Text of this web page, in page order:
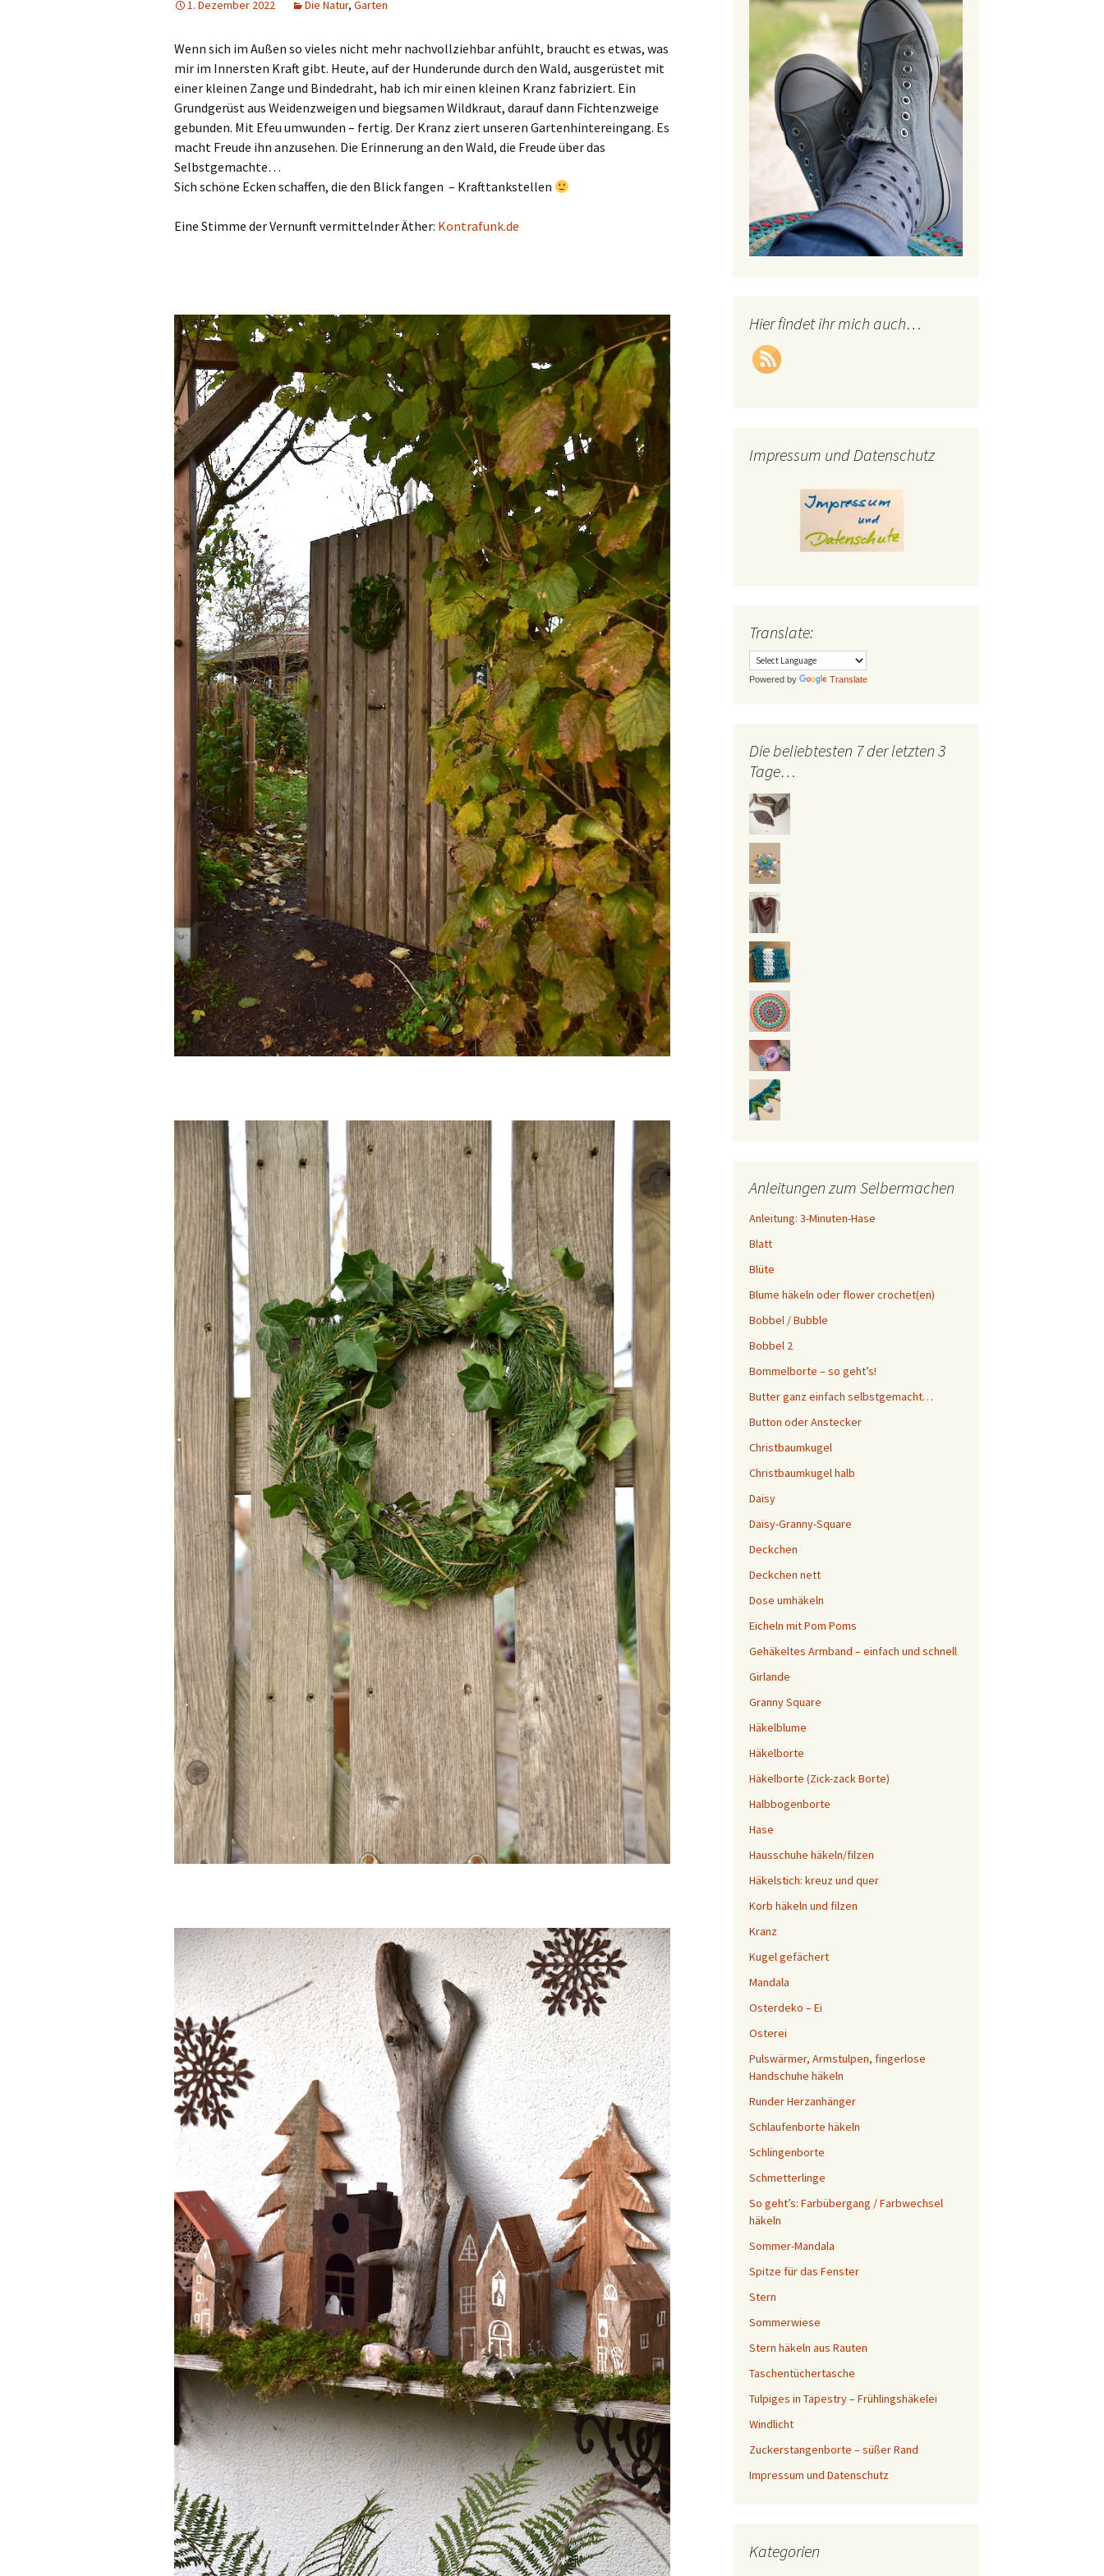
1. Dezember 2022 Die Natur, Garten
Wenn sich im Außen so vieles nicht mehr nachvollziehbar anfühlt, braucht es etwas, was
mir im Innersten Kraft gibt. Heute, auf der Hunderunde durch den Wald, ausgerüstet mit
einer kleinen Zange und Bindedraht, hab ich mir einen kleinen Kranz fabriziert. Ein
Grundgerüst aus Weidenzweigen und biegsamen Wildkraut, darauf dann Fichtenzweige
gebunden. Mit Efeu umwunden – fertig. Der Kranz ziert unseren Gartenhintereingang. Es
macht Freude ihn anzusehen. Die Erinnerung an den Wald, die Freude über das
Selbstgemachte…
Sich schöne Ecken schaffen, die den Blick fangen – Krafttankstellen
Eine Stimme der Vernunft vermittelnder Äther: Kontrafunk.de
Hier findet ihr mich auch…
Impressum und Datenschutz
Translate:
Powered by Translate
Die beliebtesten 7 der letzten 3
Tage…
Anleitungen zum Selbermachen
Anleitung: 3-Minuten-Hase
Blatt
Blüte
Blume häkeln oder flower crochet(en)
Bobbel / Bubble
Bobbel 2
Bommelborte – so geht’s!
Butter ganz einfach selbstgemacht…
Button oder Anstecker
Christbaumkugel
Christbaumkugel halb
Daisy
Daisy-Granny-Square
Deckchen
Deckchen nett
Dose umhäkeln
Eicheln mit Pom Poms
Gehäkeltes Armband – einfach und schnell
Girlande
Granny Square
Häkelblume
Häkelborte
Häkelborte (Zick-zack Borte)
Halbbogenborte
Hase
Hausschuhe häkeln/filzen
Häkelstich: kreuz und quer
Korb häkeln und filzen
Kranz
Kugel gefächert
Mandala
Osterdeko – Ei
Osterei
Pulswärmer, Armstulpen, fingerlose
Handschuhe häkeln
Runder Herzanhänger
Schlaufenborte häkeln
Schlingenborte
Schmetterlinge
So geht’s: Farbübergang / Farbwechsel
häkeln
Sommer-Mandala
Spitze für das Fenster
Stern
Sommerwiese
Stern häkeln aus Rauten
Taschentüchertasche
Tulpiges in Tapestry – Frühlingshäkelei
Windlicht
Zuckerstangenborte – süßer Rand
Impressum und Datenschutz
Kategorien